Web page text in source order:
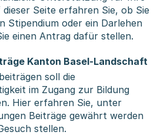
dieser Seite erfahren Sie, ob Sie
Stipendium oder ein Darlehen
einen Antrag dafür stellen.
Kanton Basel-Landschaft
soll die
im Zugang zur Bildung
Hier erfahren Sie, unter
Beiträge gewährt werden
stellen.